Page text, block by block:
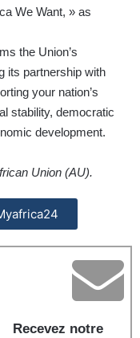
We Want, » as
the Union’s
its partnership with
your nation’s
stability, democratic
development.
Union (AU).
Recevez notre